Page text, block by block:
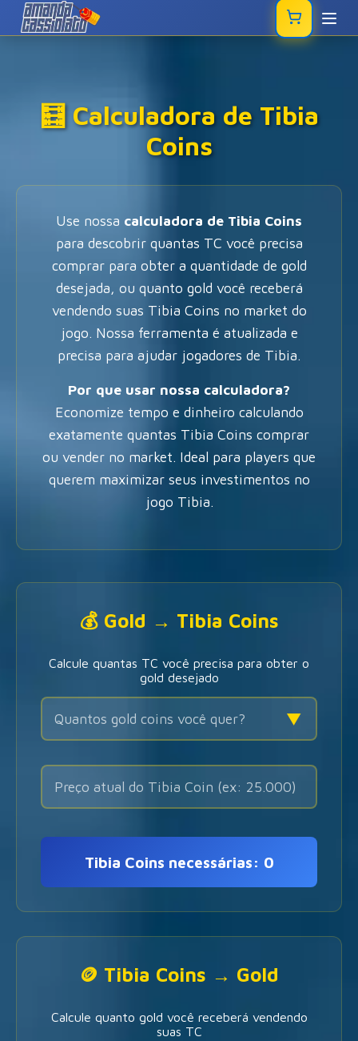
🧮 Calculadora de Tibia
Coins
Use nossa calculadora de Tibia Coins
para descobrir quantas TC você precisa
comprar para obter a quantidade de gold
desejada, ou quanto gold você receberá
vendendo suas Tibia Coins no market do
jogo. Nossa ferramenta é atualizada e
precisa para ajudar jogadores de Tibia.
Por que usar nossa calculadora?
Economize tempo e dinheiro calculando
exatamente quantas Tibia Coins comprar
ou vender no market. Ideal para players que
querem maximizar seus investimentos no
jogo Tibia.
💰 Gold → Tibia Coins
Calcule quantas TC você precisa para obter o
gold desejado
▼
Tibia Coins necessárias: 0
🪙 Tibia Coins → Gold
Calcule quanto gold você receberá vendendo
suas TC